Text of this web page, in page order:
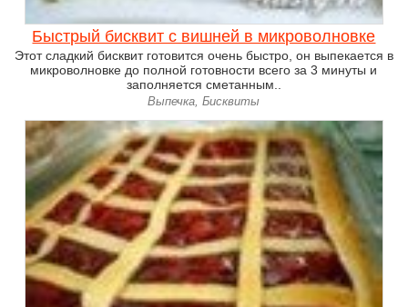
Быстрый бисквит с вишней в микроволновке
Этот сладкий бисквит готовится очень быстро, он выпекается в
микроволновке до полной готовности всего за 3 минуты и
заполняется сметанным..
Выпечка, Бисквиты